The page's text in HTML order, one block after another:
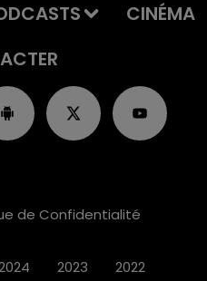
CINÉMA
de Confidentialité
2023 2022